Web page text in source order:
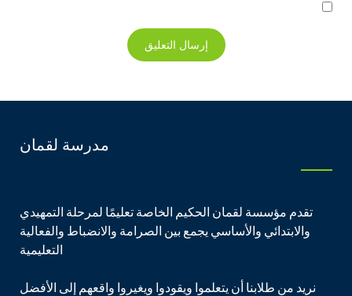
مدرسة لقمان
تقدم مؤسسة لقمان الحكيم الخاصة تعليمًا لمرحلة التمهيدي
والابتدائي والأساسي يجمع بين الصرامة والانضباط والفعالية
التعليمية
نريد من طلابنا أن يتعلموا ويقودوا ويغيروا واقعهم إلى الأفضل